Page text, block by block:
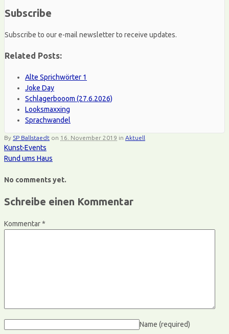
Subscribe
Subscribe to our e-mail newsletter to receive updates.
Related Posts:
Alte Sprichwörter 1
Joke Day
Schlagerbooom (27.6.2026)
Looksmaxxing
Sprachwandel
By SP Ballstaedt on 16. November 2019 in Aktuell
Kunst-Events
Rund ums Haus
No comments yet.
Schreibe einen Kommentar
Kommentar*
Name (required)